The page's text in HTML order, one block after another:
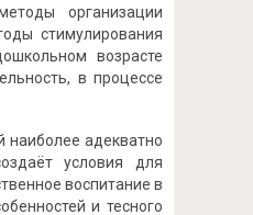
организации
стимулирования
возрасте
в процессе
наиболее адекватно
условия для
воспитание в
и тесного